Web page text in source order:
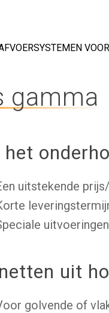
gamma
het
uitstekende
uit
golvende of